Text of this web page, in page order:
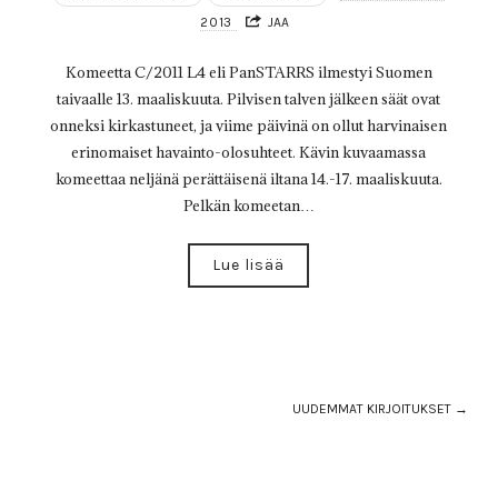
2013
JAA
Komeetta C/2011 L4 eli PanSTARRS ilmestyi Suomen
taivaalle 13. maaliskuuta. Pilvisen talven jälkeen säät ovat
onneksi kirkastuneet, ja viime päivinä on ollut harvinaisen
erinomaiset havainto-olosuhteet. Kävin kuvaamassa
komeettaa neljänä perättäisenä iltana 14.-17. maaliskuuta.
Pelkän komeetan…
Lue lisää
UUDEMMAT KIRJOITUKSET →